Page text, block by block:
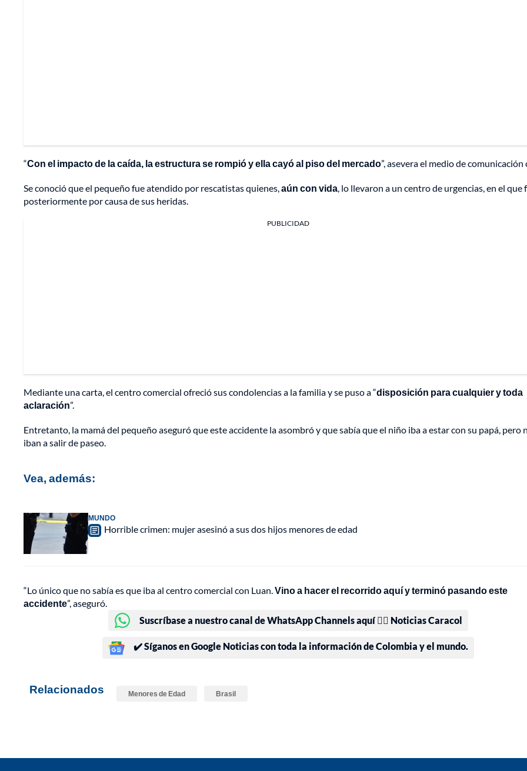
“Con el impacto de la caída, la estructura se rompió y ella cayó al piso del mercado”, asevera el medio de comunicación
Se conoció que el pequeño fue atendido por rescatistas quienes,aún con vida, lo llevaron a un centro de urgencias, en el que
posteriormente por causa de sus heridas.
PUBLICIDAD
Mediante una carta, el centro comercial ofreció sus condolencias a la familia y se puso a “disposición para cualquier y toda
aclaración”.
Entretanto, la mamá del pequeño aseguró que este accidente la asombró y que sabía que el niño iba a estar con su papá, pero
iban a salir de paseo.
Vea, además:
MUNDO
Horrible crimen: mujer asesinó a sus dos hijos menores de edad
“Lo único que no sabía es que iba al centro comercial con Luan.Vino a hacer el recorrido aquí y terminó pasando este
accidente”, aseguró.
Suscríbase a nuestro canal de WhatsApp Channels aquí 👉🏻 Noticias Caracol
✔️ Síganos en Google Noticias con toda la información de Colombia y el mundo.
Relacionados Menores de Edad Brasil